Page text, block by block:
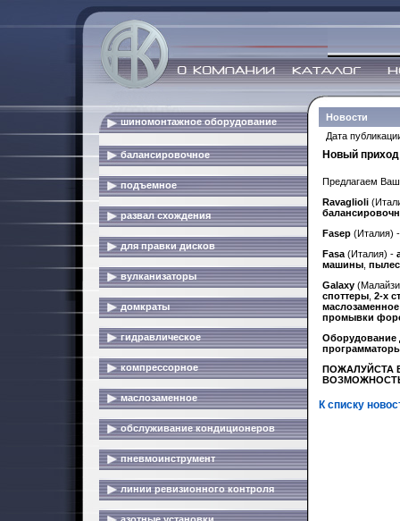
шиномонтажное оборудование
балансировочное
подъемное
развал схождения
для правки дисков
вулканизаторы
домкраты
гидравлическое
компрессорное
маслозаменное
обслуживание кондиционеров
пневмоинструмент
линии ревизионного контроля
Новости
Дата
Новый
Предлагаем
Ravaglioli
Fasep (Италия)
Fasa (Италия) -
машины
Galaxy
споттеры 2-х
промывки
Оборудование
ПОЖАЛУЙСТА
К списку